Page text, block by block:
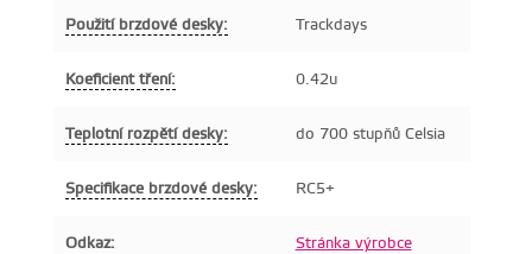
Použití brzdové desky: Trackdays
Koeficient tření: 0.42u
Teplotní rozpětí desky: do 700 stupňů Celsia
Specifikace brzdové desky: RC5+
Odkaz: Stránka výrobce